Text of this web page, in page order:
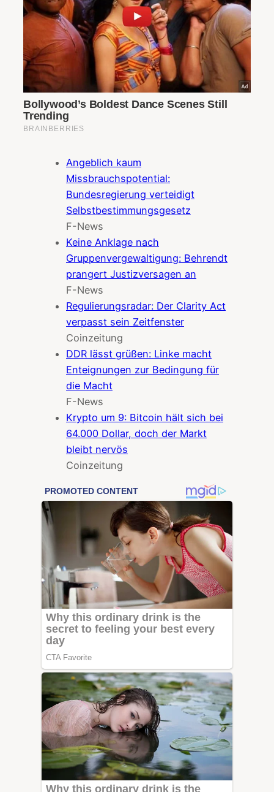
Angeblich kaum
Missbrauchspotential:
Bundesregierung verteidigt
Selbstbestimmungsgesetz
F-News
Keine Anklage nach
Gruppenvergewaltigung: Behrendt
prangert Justizversagen an
F-News
Regulierungsradar: Der Clarity Act
verpasst sein Zeitfenster
Coinzeitung
DDR lässt grüßen: Linke macht
Enteignungen zur Bedingung für
die Macht
F-News
Krypto um 9: Bitcoin hält sich bei
64.000 Dollar, doch der Markt
bleibt nervös
Coinzeitung